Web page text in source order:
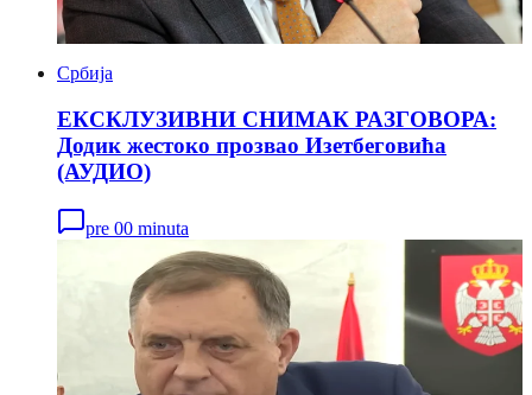
Србија
ЕКСКЛУЗИВНИ СНИМАК РАЗГОВОРА:
Додик жестоко прозвао Изетбеговића
(АУДИО)
pre 00 minuta